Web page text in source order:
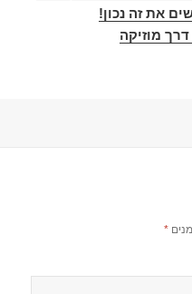
את זה נכון!
מוזיקה
*